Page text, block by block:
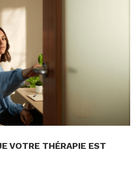
VOTRE THÉRAPIE EST